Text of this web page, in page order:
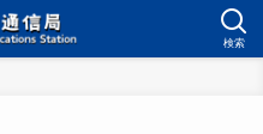
検索